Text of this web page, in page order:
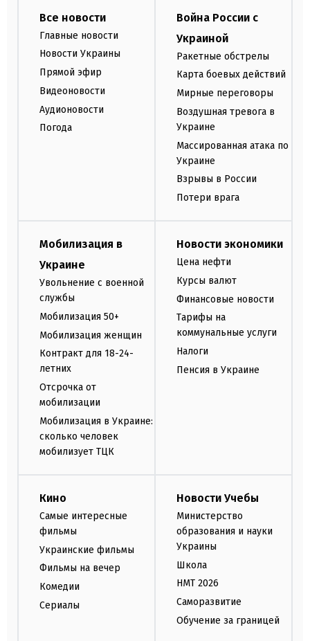
Все новости
Главные новости
Новости Украины
Прямой эфир
Видеоновости
Аудионовости
Погода
Война России с
Украиной
Ракетные обстрелы
Карта боевых действий
Мирные переговоры
Воздушная тревога в
Украине
Массированная атака по
Украине
Взрывы в России
Потери врага
Мобилизация в
Украине
Увольнение с военной
службы
Мобилизация 50+
Мобилизация женщин
Контракт для 18-24-
летних
Отсрочка от
мобилизации
Мобилизация в Украине:
сколько человек
мобилизует ТЦК
Новости экономики
Цена нефти
Курсы валют
Финансовые новости
Тарифы на
коммунальные услуги
Налоги
Пенсия в Украине
Кино
Самые интересные
фильмы
Украинские фильмы
Фильмы на вечер
Комедии
Сериалы
Новости Учебы
Министерство
образования и науки
Украины
Школа
НМТ 2026
Саморазвитие
Обучение за границей